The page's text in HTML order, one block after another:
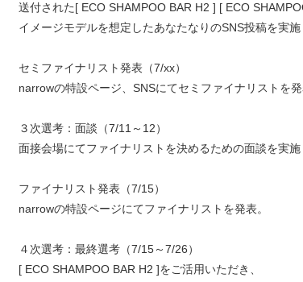
送付された[ ECO SHAMPOO BAR H2 ] [ ECO
イメージモデルを想定したあなたなりのSNS投稿を実施
セミファイナリスト発表（7/xx）
narrowの特設ページ、SNSにてセミファイナリストを発
３次選考：面談（7/11～12）
面接会場にてファイナリストを決めるための面談を実施
ファイナリスト発表（7/15）
narrowの特設ページにてファイナリストを発表。
４次選考：最終選考（7/15～7/26）
[ ECO SHAMPOO BAR H2 ]をご活用いただき、